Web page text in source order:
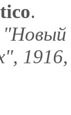
.
"Новый
1916,